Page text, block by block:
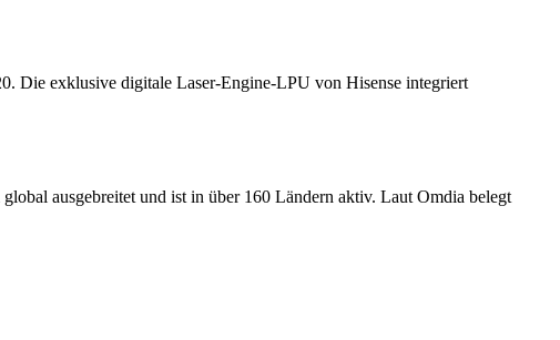
Die exklusive digitale Laser-Engine-LPU von Hisense integriert
ausgebreitet und ist in über 160 Ländern aktiv. Laut Omdia belegt